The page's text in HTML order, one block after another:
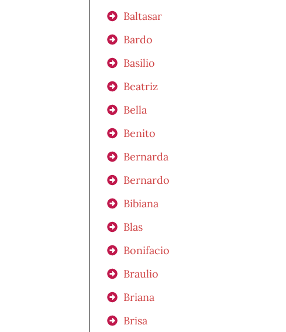
Baltasar
Bardo
Basilio
Beatriz
Bella
Benito
Bernarda
Bernardo
Bibiana
Blas
Bonifacio
Braulio
Briana
Brisa